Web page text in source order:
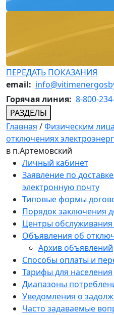
ПЕРЕДАТЬ ПОКАЗАНИЯ
email:
Горячая линия: 8-800-
РАЗДЕЛЫ
Главная /Физическим
отключениях
в п.Артемовский
Личный кабинет
Заявление по
электронную почту
Типовые формы
Порядок заключения
Центры
Объявления об
Архив объявлений
Способы оплаты и
Тарифы для населения
Диапазоны
Уведомления о
Часто задаваемые